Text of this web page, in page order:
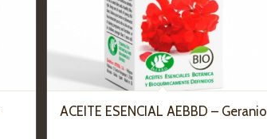
ACEITE ESENCIAL AEBBD – Geranio